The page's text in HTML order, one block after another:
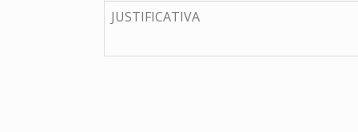
JUSTIFICATIVA